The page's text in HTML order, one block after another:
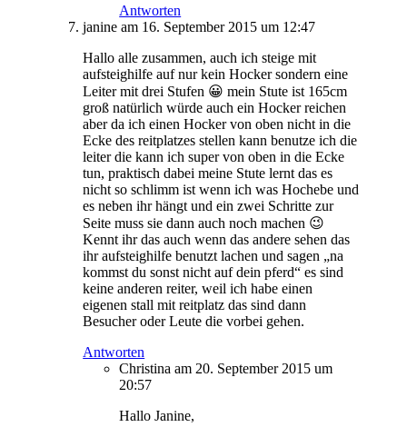
Antworten
janine am 16. September 2015 um 12:47
Hallo alle zusammen, auch ich steige mit
aufsteighilfe auf nur kein Hocker sondern eine
Leiter mit drei Stufen 😀 mein Stute ist 165cm
groß natürlich würde auch ein Hocker reichen
aber da ich einen Hocker von oben nicht in die
Ecke des reitplatzes stellen kann benutze ich die
leiter die kann ich super von oben in die Ecke
tun, praktisch dabei meine Stute lernt das es
nicht so schlimm ist wenn ich was Hochebe und
es neben ihr hängt und ein zwei Schritte zur
Seite muss sie dann auch noch machen 😉
Kennt ihr das auch wenn das andere sehen das
ihr aufsteighilfe benutzt lachen und sagen „na
kommst du sonst nicht auf dein pferd“ es sind
keine anderen reiter, weil ich habe einen
eigenen stall mit reitplatz das sind dann
Besucher oder Leute die vorbei gehen.
Antworten
Christina am 20. September 2015 um
20:57
Hallo Janine,